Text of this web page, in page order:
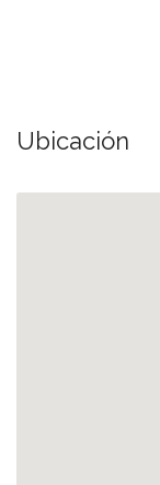
Camarón
Quesadilla
Quesadilla
Ubicación